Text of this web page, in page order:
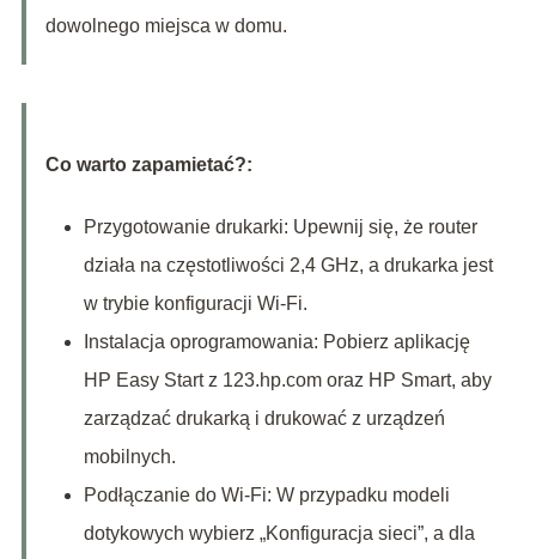
dowolnego miejsca w domu.
Co warto zapamietać?:
Przygotowanie drukarki: Upewnij się, że router
działa na częstotliwości 2,4 GHz, a drukarka jest
w trybie konfiguracji Wi-Fi.
Instalacja oprogramowania: Pobierz aplikację
HP Easy Start z 123.hp.com oraz HP Smart, aby
zarządzać drukarką i drukować z urządzeń
mobilnych.
Podłączanie do Wi-Fi: W przypadku modeli
dotykowych wybierz „Konfiguracja sieci”, a dla